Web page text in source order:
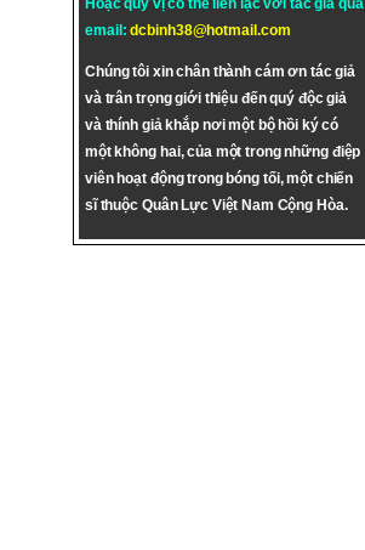
Hoặc quý vị có thể liên lạc với tác giả qua
email:dcbinh38@hotmail.com
Chúng tôi xin chân thành cám ơn tác giả
và trân trọng giới thiệu đến quý độc giả
và thính giả khắp nơi một bộ hồi ký có
một không hai, của một trong những điệp
viên hoạt động trong bóng tối, một chiến
sĩ thuộc Quân Lực Việt Nam Cộng Hòa.